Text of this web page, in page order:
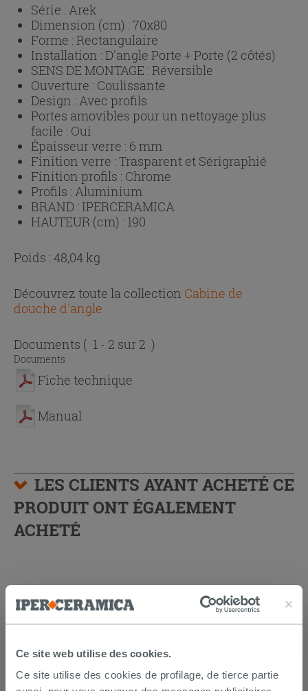
Ce site web utilise des cookies.
Ce site utilise des cookies de profilage, de tierce partie
Série :Arek
Dimension (cm) :70x80
Forme :Rectangulaire
Installation :D'angle Porte + Porte (2 côtés)
SENS DE MONTAGE :Réversible
Ouverture : Coulissante
Design :Avec profils
Portes amovibles pour un nettoyage plus
facile : Oui
Épaisseur verre : 6 mm
Finition verre :Trasparent et Sérigraphié
Finition profils : Chrome
Profils :Aluminium
BRAND : IPERCERAMICA
HAUTEUR (cm) : 190
Poids : 48,04 kg
Découvrez toute la collection Cabine de
douche d'angle
Documents ( 1 - 2 sur 2 )
Documents
Fiche technique
Manual
LES CLIENTS AYANT ACHETÉ CE
PRODUIT ONT ÉGALEMENT
ACHETÉ